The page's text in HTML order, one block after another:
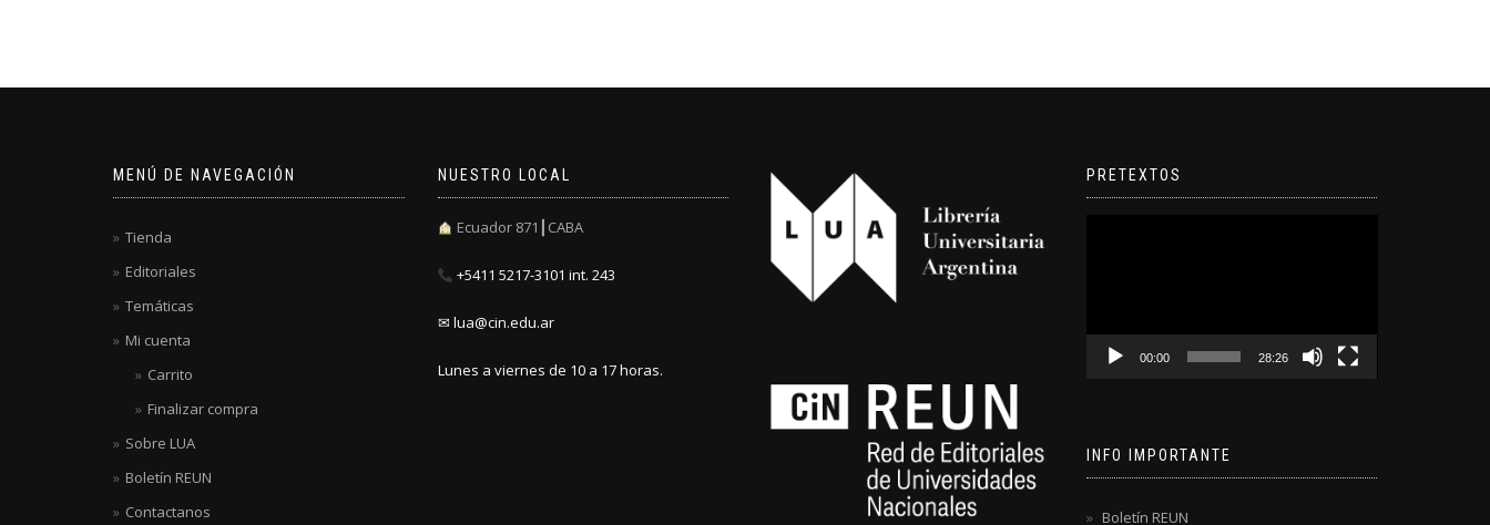
MENÚ DE NAVEGACIÓN
Tienda
Editoriales
Temáticas
Mi cuenta
Carrito
Finalizar compra
Sobre LUA
Boletín REUN
Contactanos
NUESTRO LOCAL
Ecuador 871┃CABA
+5411 5217-3101 int. 243
✉ lua@cin.edu.ar
Lunes a viernes de 10 a 17 horas.
PRETEXTOS
00:00 28:26
INFO IMPORTANTE
Boletín REUN